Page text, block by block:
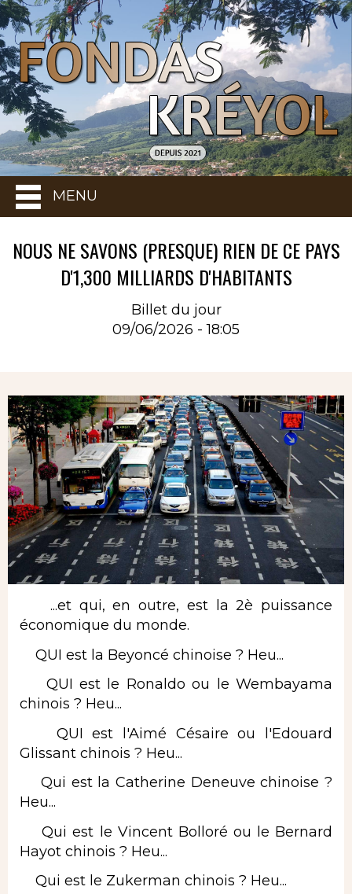
MENU
NOUS NE SAVONS (PRESQUE) RIEN DE CE PAYS
D'1,300 MILLIARDS D'HABITANTS
Billet du jour
09/06/2026 - 18:05
...et qui, en outre, est la 2è puissance
économique du monde.
QUI est la Beyoncé chinoise ? Heu...
QUI est le Ronaldo ou le Wembayama
chinois ? Heu...
QUI est l'Aimé Césaire ou l'Edouard
Glissant chinois ? Heu...
Qui est la Catherine Deneuve chinoise ?
Heu...
Qui est le Vincent Bolloré ou le Bernard
Hayot chinois ? Heu...
Qui est le Zukerman chinois ? Heu...